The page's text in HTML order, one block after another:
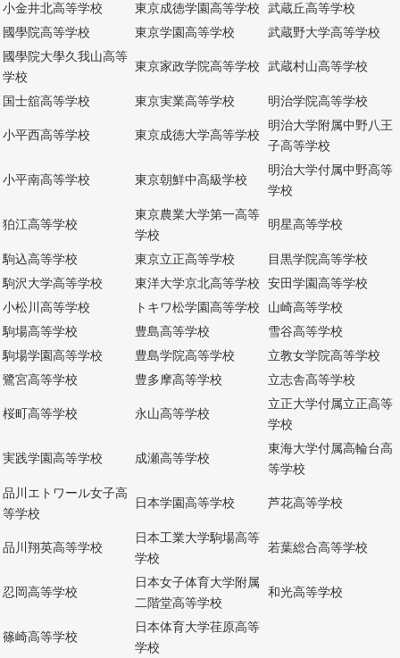
小金井北高等学校
東京成徳学園高等学校
武蔵丘高等学校
國學院高等学校
東京学園高等学校
武蔵野大学高等学校
國學院大學久我山高等
学校
東京家政学院高等学校 武蔵村山高等学校
国士舘高等学校 東京実業高等学校 明治学院高等学校
小平西高等学校 東京成徳大学高等学校
明治大学附属中野八王
子高等学校
小平南高等学校 東京朝鮮中高級学校
明治大学付属中野高等
学校
狛江高等学校
東京農業大学第一高等
学校
明星高等学校
駒込高等学校 東京立正高等学校
目黒学院高等学校
駒沢大学高等学校
東洋大学京北高等学校
安田学園高等学校
小松川高等学校
トキワ松学園高等学校
山崎高等学校
駒場高等学校
豊島高等学校
雪谷高等学校
駒場学園高等学校
豊島学院高等学校
立教女学院高等学校
鷺宮高等学校
豊多摩高等学校 立志舎高等学校
桜町高等学校 永山高等学校
立正大学付属立正高等
学校
実践学園高等学校 成瀬高等学校
東海大学付属高輪台高
等学校
品川エトワール女子高
等学校
日本学園高等学校 芦花高等学校
品川翔英高等学校
日本工業大学駒場高等
学校
若葉総合高等学校
忍岡高等学校
日本女子体育大学附属
二階堂高等学校
和光高等学校
篠崎高等学校
日本体育大学荏原高等
学校